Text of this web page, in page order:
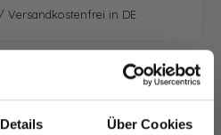
Details Über Cookies
Versandkostenfrei in DE